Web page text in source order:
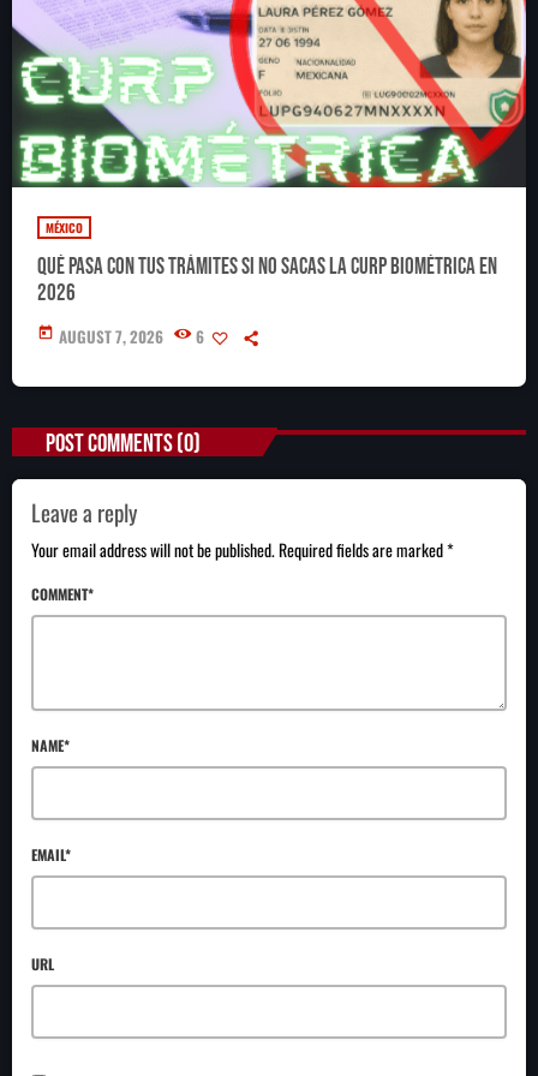
MÉXICO
Qué pasa con tus trámites si no sacas la CURP Biométrica en
2026
today AUGUST 7, 2026 6
POST COMMENTS (0)
Leave a reply
Your email address will not be published. Required fields are marked *
COMMENT*
NAME*
EMAIL*
URL